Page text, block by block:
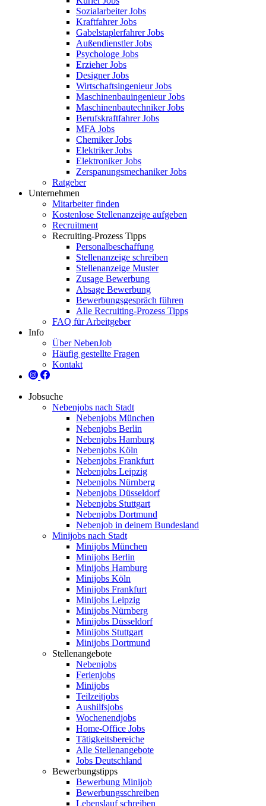
Sozialarbeiter Jobs
Kraftfahrer Jobs
Gabelstaplerfahrer Jobs
Außendienstler Jobs
Psychologe Jobs
Erzieher Jobs
Designer Jobs
Wirtschaftsingenieur Jobs
Maschinenbauingenieur Jobs
Maschinenbautechniker Jobs
Berufskraftfahrer Jobs
MFA Jobs
Chemiker Jobs
Elektriker Jobs
Elektroniker Jobs
Zerspanungsmechaniker Jobs
Ratgeber
Unternehmen
Mitarbeiter finden
Kostenlose Stellenanzeige aufgeben
Recruitment
Recruiting-Prozess Tipps
Personalbeschaffung
Stellenanzeige schreiben
Stellenanzeige Muster
Zusage Bewerbung
Absage Bewerbung
Bewerbungsgespräch führen
Alle Recruiting-Prozess Tipps
FAQ für Arbeitgeber
Info
Über NebenJob
Häufig gestellte Fragen
Kontakt
Jobsuche
Nebenjobs nach Stadt
Nebenjobs München
Nebenjobs Berlin
Nebenjobs Hamburg
Nebenjobs Köln
Nebenjobs Frankfurt
Nebenjobs Leipzig
Nebenjobs Nürnberg
Nebenjobs Düsseldorf
Nebenjobs Stuttgart
Nebenjobs Dortmund
Nebenjob in deinem Bundesland
Minijobs nach Stadt
Minijobs München
Minijobs Berlin
Minijobs Hamburg
Minijobs Köln
Minijobs Frankfurt
Minijobs Leipzig
Minijobs Nürnberg
Minijobs Düsseldorf
Minijobs Stuttgart
Minijobs Dortmund
Stellenangebote
Nebenjobs
Ferienjobs
Minijobs
Teilzeitjobs
Aushilfsjobs
Wochenendjobs
Home-Office Jobs
Tätigkeitsbereiche
Alle Stellenangebote
Jobs Deutschland
Bewerbungstipps
Bewerbung Minijob
Bewerbungsschreiben
Lebenslauf schreiben